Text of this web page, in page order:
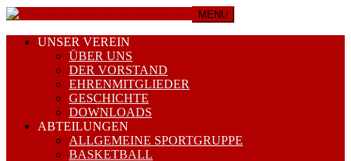
MENU
UNSER VEREIN
ÜBER UNS
DER VORSTAND
EHRENMITGLIEDER
GESCHICHTE
DOWNLOADS
ABTEILUNGEN
ALLGEMEINE SPORTGRUPPE
BASKETBALL